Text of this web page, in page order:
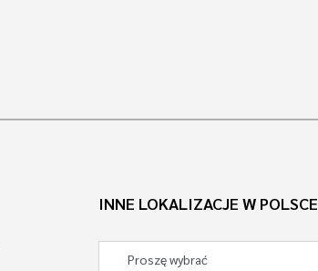
INNE LOKALIZACJE W POLSCE